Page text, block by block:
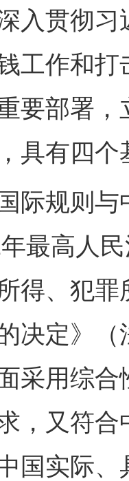
贯彻习
工作和
要部署
具有四个
规则与
最高人
得、犯
决定》
采用综
，又符
国实际